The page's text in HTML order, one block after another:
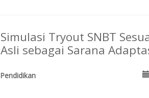
Simulasi Tryout SNBT
Asli sebagai Sarana
Pendidikan